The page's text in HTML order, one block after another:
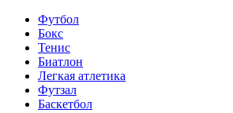
Футбол
Бокс
Тенис
Биатлон
Легкая атлетика
Футзал
Баскетбол